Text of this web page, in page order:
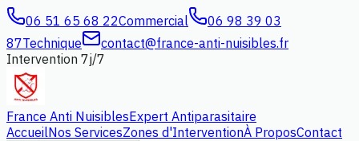
06 51 65 68 22Commercial
06 98 39 03
87Technique
contact@france-anti-nuisibles.fr
Intervention 7j/7
France Anti NuisiblesExpert Antiparasitaire
AccueilNos ServicesZones d'InterventionÀ ProposContact